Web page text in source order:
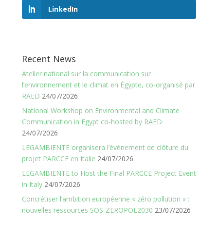
LinkedIn
Recent News
Atelier national sur la communication sur
l’environnement et le climat en Égypte, co-organisé par
RAED 24/07/2026
National Workshop on Environmental and Climate
Communication in Egypt co-hosted by RAED
24/07/2026
LEGAMBIENTE organisera l’événement de clôture du
projet PARCCE en Italie 24/07/2026
LEGAMBIENTE to Host the Final PARCCE Project Event
in Italy 24/07/2026
Concrétiser l’ambition européenne « zéro pollution » :
nouvelles ressources SOS-ZEROPOL2030 23/07/2026